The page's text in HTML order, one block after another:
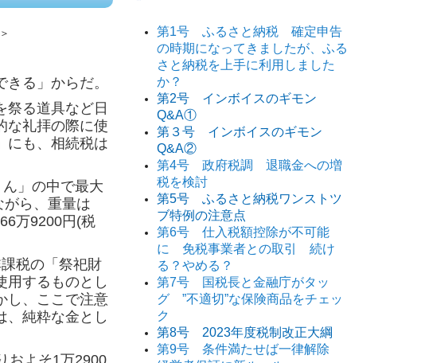
る」からだ。
祭る道具など日
な礼拝の際に使
にも、相続税は
」の中で最大
ら、重量は
万9200円(税
税の「祭祀財
用するものとし
し、ここで注意
、純粋な金とし
およそ1万2900
第1号 ふるさと納税 確定申告
の時期になってきましたが、ふる
さと納税を上手に利用しました
か？
第2号 インボイスのギモン
Q&A①
第３号 インボイスのギモン
Q&A②
第4号 政府税調 退職金への増
税を検討
第5号 ふるさと納税ワンストツ
ブ特例の注意点
第6号 仕入税額控除が不可能
に 免税事業者との取引 続け
る？やめる？
第7号 国税長と金融庁がタッ
グ ”不適切”な保険商品をチェッ
ク
第8号 2023年度税制改正大綱
第9号 条件満たせば一律解除